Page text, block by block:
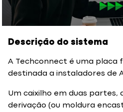
Descrição do sistema
A Techconnect é uma placa
destinada a instaladores de
Um caixilho em duas partes,
derivação (ou moldura